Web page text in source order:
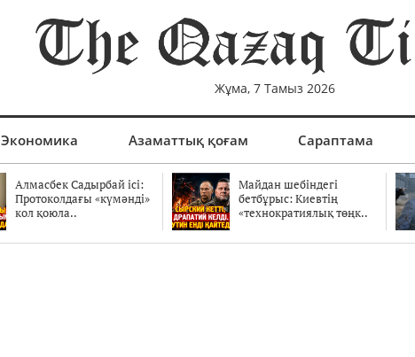
Жұма, 7 Тамыз 2026
Экономика Азаматтық қоғам Сараптама
Алмасбек Садырбай ісі:
Протоколдағы «күмәнді»
кол қоюла..
Майдан шебіндегі
бетбұрыс: Киевтің
«технократиялық төңк..